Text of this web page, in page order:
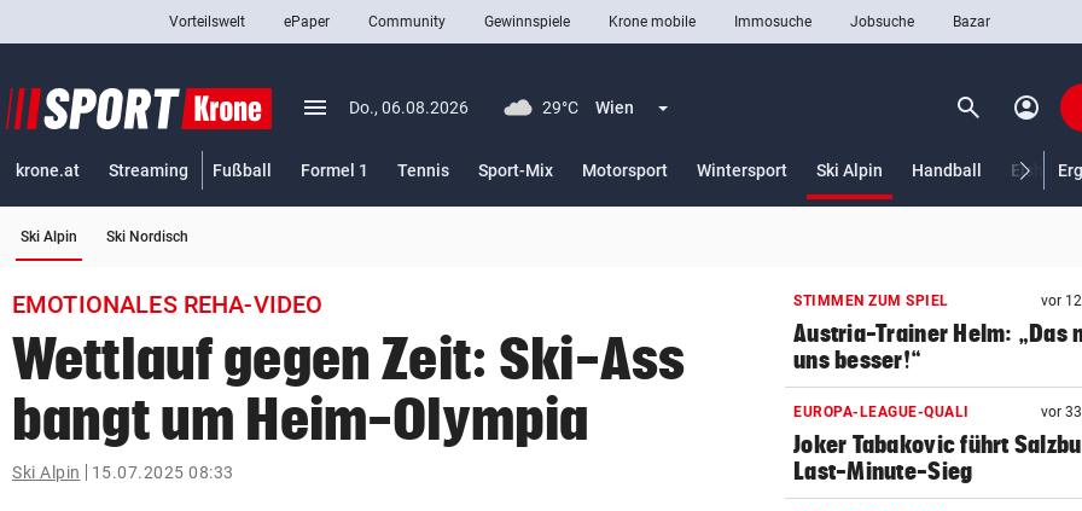
closeSchließen
Abonnieren
pin_drop
Wien
bookmark
search
Suchbegriff
eingeben
Vorteilswelt ePaper Community Gewinnspiele Krone mobile Immosuche Jobsuche Bazar
menu Menü aufklappen
Do., 06.08.2026 29°C Wien Menü aufklappen search Suchen
account_circle
krone.at Streaming Fußball Formel 1 Tennis Sport-Mix Motorsport Wintersport Ski Alpin
Handball
Ski Alpin Ski Nordisch
EMOTIONALES REHA-VIDEO
Wettlauf gegen Zeit: Ski-Ass
bangt um Heim-Olympia
Ski Alpin 15.07.2025 08:33
STIMMEN ZUM SPIEL vor
Austria-Trainer Helm: „Das
uns besser!“
EUROPA-LEAGUE-QUALI vor
Joker Tabakovic führt
Last-Minute-Sieg